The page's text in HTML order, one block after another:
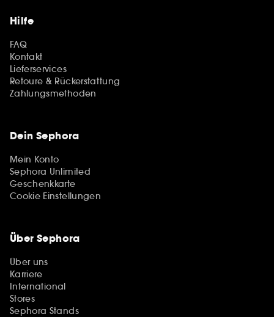
Hilfe
FAQ
Kontakt
Lieferservices
Retoure & Rückerstattung
Zahlungsmethoden
Dein Sephora
Mein Konto
Sephora Unlimited
Geschenkkarte
Cookie Einstellungen
Über Sephora
Über uns
Karriere
International
Stores
Sephora Stands